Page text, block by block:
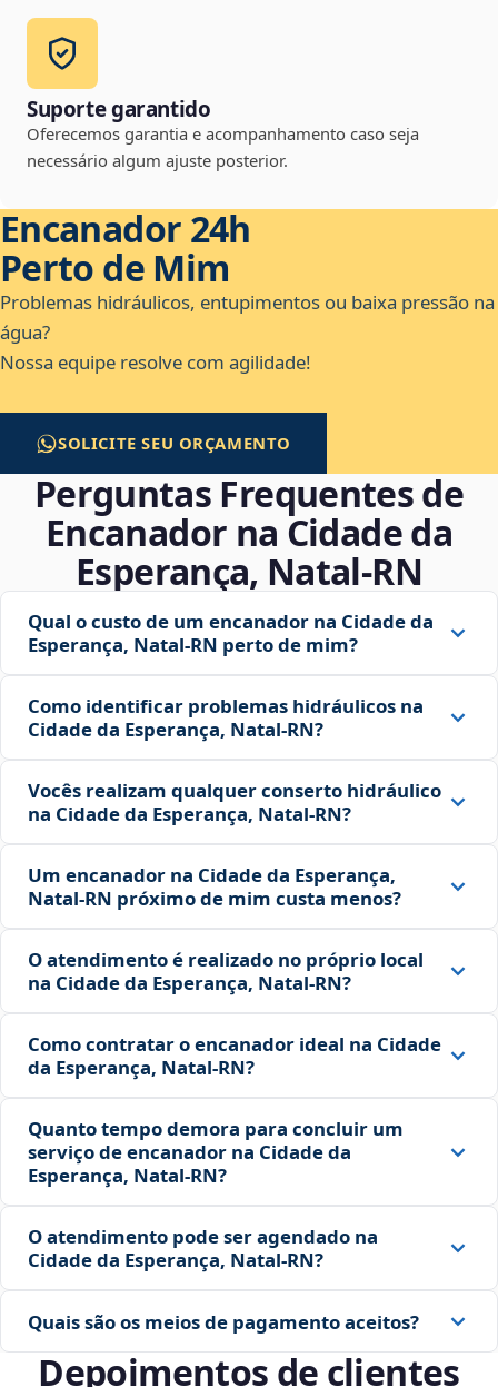
Suporte garantido
Oferecemos garantia e acompanhamento caso seja
necessário algum ajuste posterior.
Encanador 24h
Perto de Mim
Problemas hidráulicos, entupimentos ou baixa pressão na
água?
Nossa equipe resolve com agilidade!
SOLICITE SEU ORÇAMENTO
Perguntas Frequentes de
Encanador na Cidade da
Esperança, Natal‑RN
Qual o custo de um encanador na Cidade da
Esperança, Natal‑RN perto de mim?
Como identificar problemas hidráulicos na
Cidade da Esperança, Natal‑RN?
Vocês realizam qualquer conserto hidráulico
na Cidade da Esperança, Natal‑RN?
Um encanador na Cidade da Esperança,
Natal‑RN próximo de mim custa menos?
O atendimento é realizado no próprio local
na Cidade da Esperança, Natal‑RN?
Como contratar o encanador ideal na Cidade
da Esperança, Natal‑RN?
Quanto tempo demora para concluir um
serviço de encanador na Cidade da
Esperança, Natal‑RN?
O atendimento pode ser agendado na
Cidade da Esperança, Natal‑RN?
Quais são os meios de pagamento aceitos?
Depoimentos de clientes